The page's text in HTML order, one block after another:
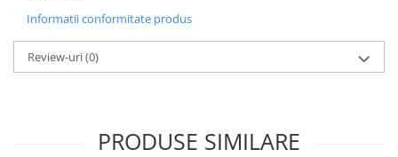
Informatii conformitate produs
Review-uri(0)
PRODUSE SIMILARE